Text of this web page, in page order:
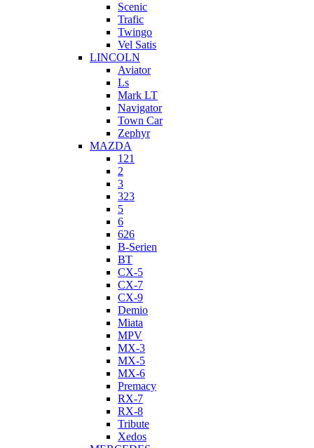
Scenic
Trafic
Twingo
Vel Satis
LINCOLN
Aviator
Ls
Mark LT
Navigator
Town Car
Zephyr
MAZDA
121
2
3
323
5
6
626
B-Serien
BT
CX-5
CX-7
CX-9
Demio
Miata
MPV
MX-3
MX-5
MX-6
Premacy
RX-7
RX-8
Tribute
Xedos